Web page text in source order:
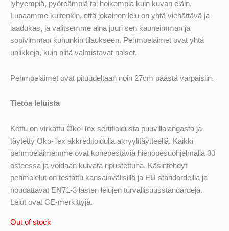
lyhyempiä, pyöreämpiä tai hoikempia kuin kuvan eläin.
Lupaamme kuitenkin, että jokainen lelu on yhtä viehättävä ja
laadukas, ja valitsemme aina juuri sen kauneimman ja
sopivimman kuhunkin tilaukseen. Pehmoeläimet ovat yhtä
uniikkeja, kuin niitä valmistavat naiset.
Pehmoeläimet ovat pituudeltaan noin 27cm päästä varpaisiin.
Tietoa leluista
Kettu on virkattu Öko-Tex sertifioidusta puuvillalangasta ja
täytetty Öko-Tex akkreditoidulla akryylitäytteellä. Kaikki
pehmoeläimemme ovat konepestäviä hienopesuohjelmalla 30
asteessa ja voidaan kuivata ripustettuna. Käsintehdyt
pehmolelut on testattu kansainvälisillä ja EU standardeilla ja
noudattavat EN71-3 lasten lelujen turvallisuusstandardeja.
Lelut ovat CE-merkittyjä.
Out of stock